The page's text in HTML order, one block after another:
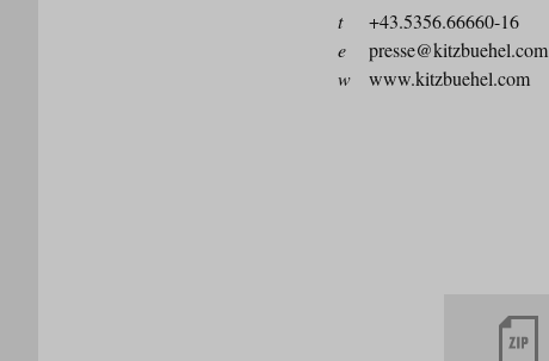
t
+43.5356.66660-16
e
presse@kitzbuehel.com
w
www.kitzbuehel.com